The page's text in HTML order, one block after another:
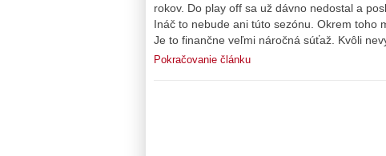
rokov. Do play off sa už dávno nedostal a
Ináč to nebude ani túto sezónu. Okrem toho
Je to finančne veľmi náročná súťaž. Kvôli
Pokračovanie článku